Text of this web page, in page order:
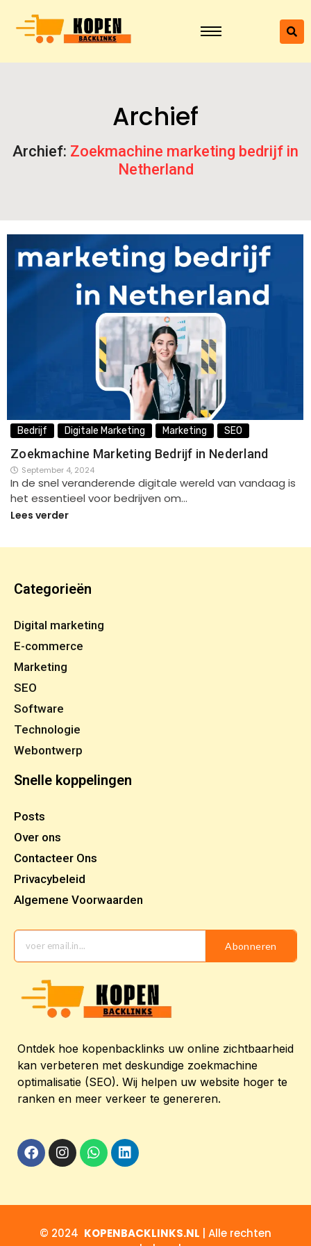
Archief
Archief: Zoekmachine marketing bedrijf in
Netherland
Bedrijf Digitale Marketing Marketing SEO
Zoekmachine Marketing Bedrijf in Nederland
September 4, 2024
In de snel veranderende digitale wereld van vandaag is
het essentieel voor bedrijven om…
Lees verder
Categorieën
Digital marketing
E-commerce
Marketing
SEO
Software
Technologie
Webontwerp
Snelle koppelingen
Posts
Over ons
Contacteer Ons
Privacybeleid
Algemene Voorwaarden
Abonneren
Ontdek hoe kopenbacklinks uw online zichtbaarheid
kan verbeteren met deskundige zoekmachine
optimalisatie (SEO). Wij helpen uw website hoger te
ranken en meer verkeer te genereren.
© 2024 KOPENBACKLINKS.NL
| Alle rechten